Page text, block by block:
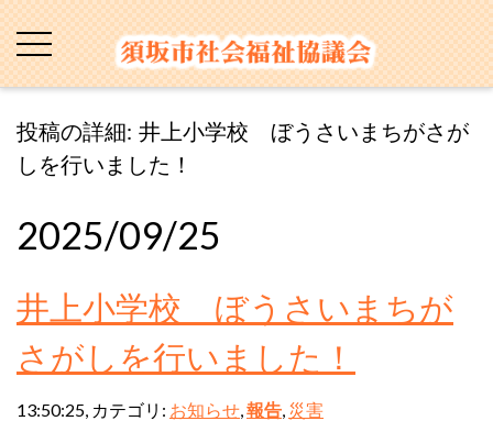
投稿の詳細: 井上小学校 ぼうさいまちがさが
しを行いました！
2025/09/25
井上小学校 ぼうさいまちが
さがしを行いました！
13:50:25, カテゴリ: お知らせ,報告, 災害